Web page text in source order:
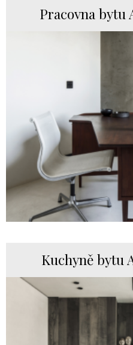
Pracovna bytu
Kuchyně bytu